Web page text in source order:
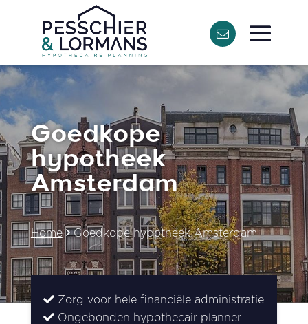
Goedkope
hypotheek
Amsterdam
Home Goedkope hypotheek Amsterdam
Zorg voor hele financiële administratie
Ongebonden hypothecair planner